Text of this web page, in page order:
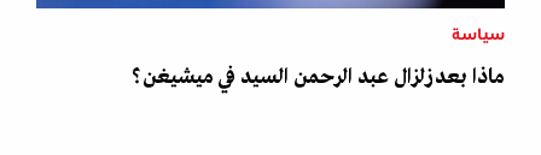
سياسة
ماذا بعد زلزال عبد الرحمن السيد في ميشيغن؟